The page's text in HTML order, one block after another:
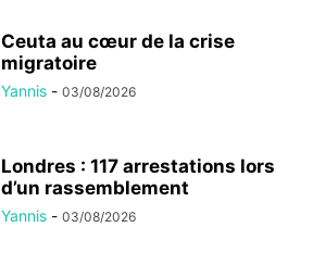
Ceuta au cœur de la crise
migratoire
Yannis - 03/08/2026
Londres : 117 arrestations lors
d’un rassemblement
Yannis - 03/08/2026